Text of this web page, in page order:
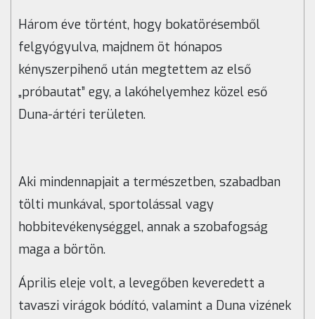
Három éve történt, hogy bokatörésemből
felgyógyulva, majdnem öt hónapos
kényszerpihenő után megtettem az első
„próbautat” egy, a lakóhelyemhez közel eső
Duna-ártéri területen.
Aki mindennapjait a természetben, szabadban
tölti munkával, sportolással vagy
hobbitevékenységgel, annak a szobafogság
maga a börtön.
Április eleje volt, a levegőben keveredett a
tavaszi virágok bódító, valamint a Duna vizének